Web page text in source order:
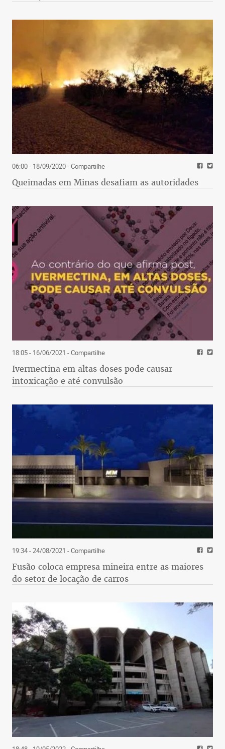
06:00 - 18/09/2020- Compartilhe
Queimadas em Minas desafiam as autoridades
18:05 - 16/06/2021 - Compartilhe
Ivermectina em altas doses pode causar
intoxicação e até convulsão
19:34 - 24/08/2021 - Compartilhe
Fusão coloca empresa mineira entre as maiores
do setor de locação de carros